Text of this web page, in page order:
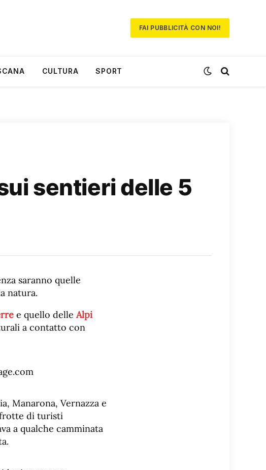
FAI PUBBLICITÀ CON NOI!
CULTURA SPORT
sentieri delle 5
saranno quelle
natura.
e quello delle Alpi
a contatto con
Manarona, Vernazza e
di turisti
a qualche camminata